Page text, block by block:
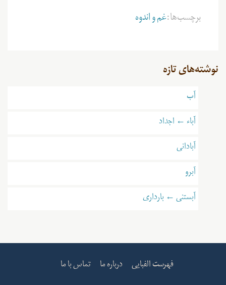
برچسب‌ها:غم و اندوه
نوشته‌های تازه
آب
آباء ← اجداد
آبادانی
آبرو
آبستنی ← بارداری
فهرست الفبایی درباره ما تماس با ما